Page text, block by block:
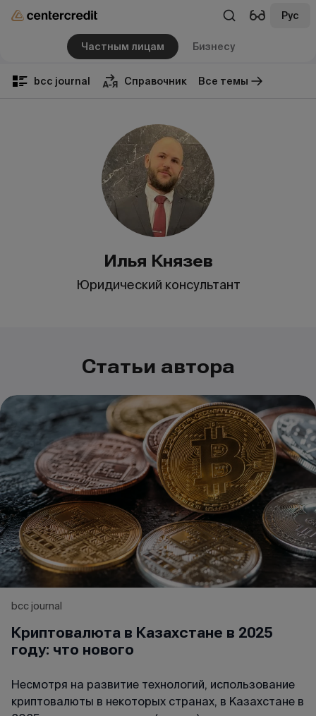
Рус
Частным лицам Бизнесу
bcc journal Справочник Все темы
Илья Князев
Юридический консультант
Статьи автора
bcc journal
Криптовалюта в Казахстане в 2025
году: что нового
Несмотря на развитие технологий, использование
криптовалюты в некоторых странах, в Казахстане в